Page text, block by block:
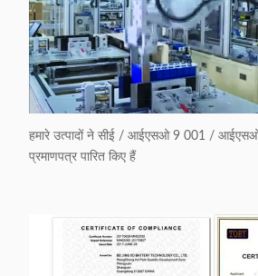
हमारे उत्पादों ने सीई / आईएसओ 9 001 /
प्रमाणपत्र पारित किए हैं